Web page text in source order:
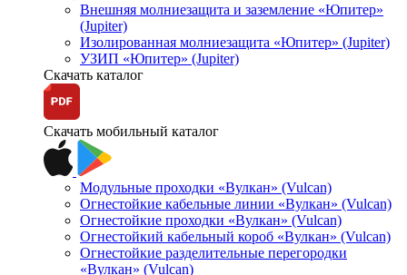
Внешняя молниезащита и заземление «Юпитер»
(Jupiter)
Изолированная молниезащита «Юпитер» (Jupiter)
УЗИП «Юпитер» (Jupiter)
Скачать каталог
Скачать мобильный каталог
Модульные проходки «Вулкан» (Vulcan)
Огнестойкие кабельные линии «Вулкан» (Vulcan)
Огнестойкие проходки «Вулкан» (Vulcan)
Огнестойкий кабельный короб «Вулкан» (Vulcan)
Огнестойкие разделительные перегородки
«Вулкан» (Vulcan)